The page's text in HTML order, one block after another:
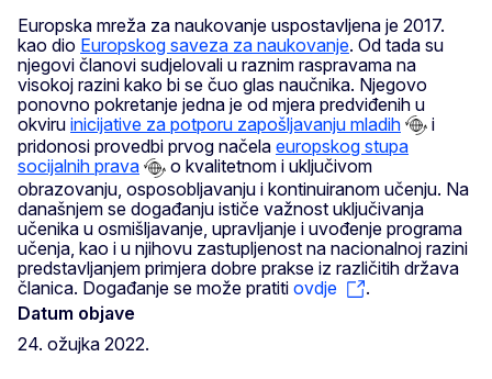
Europska mreža za naukovanje uspostavljena je 2017.
kao dio Europskog saveza za naukovanje. Od tada su
njegovi članovi sudjelovali u raznim raspravama na
visokoj razini kako bi se čuo glas naučnika. Njegovo
ponovno pokretanje jedna je od mjera predviđenih u
okviru inicijative za potporu zapošljavanju mladih
i
pridonosi provedbi prvog načela europskog stupa
socijalnih prava
o kvalitetnom i uključivom
obrazovanju, osposobljavanju i kontinuiranom učenju. Na
današnjem se događanju ističe važnost uključivanja
učenika u osmišljavanje, upravljanje i uvođenje programa
učenja, kao i u njihovu zastupljenost na nacionalnoj razini
predstavljanjem primjera dobre prakse iz različitih država
članica. Događanje se može pratiti ovdje
.
Datum objave
24. ožujka 2022.